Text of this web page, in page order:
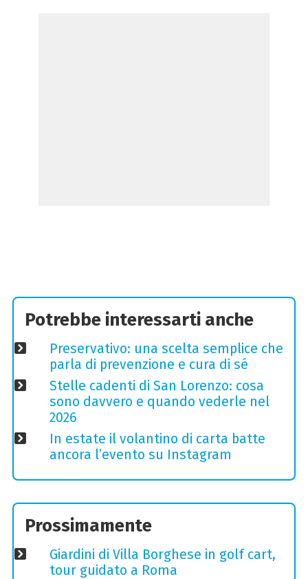
Potrebbe interessarti anche
Preservativo: una scelta semplice che
parla di prevenzione e cura di sé
Stelle cadenti di San Lorenzo: cosa
sono davvero e quando vederle nel
2026
In estate il volantino di carta batte
ancora l’evento su Instagram
Prossimamente
Giardini di Villa Borghese in golf cart,
tour guidato a Roma